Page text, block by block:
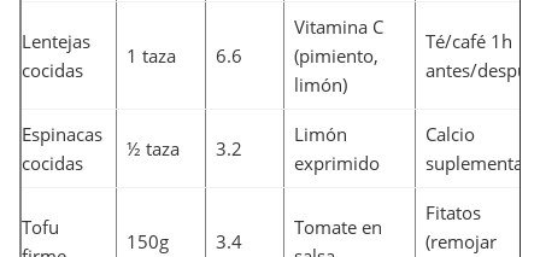
Lentejas
cocidas
1 taza 6.6
Vitamina C
(pimiento,
limón)
Té/café 1h
antes/
Espinacas
cocidas
½ taza 3.2
Limón
exprimido
Calcio
Tofu
150g 3.4
Tomate en
Fitatos
(remojar